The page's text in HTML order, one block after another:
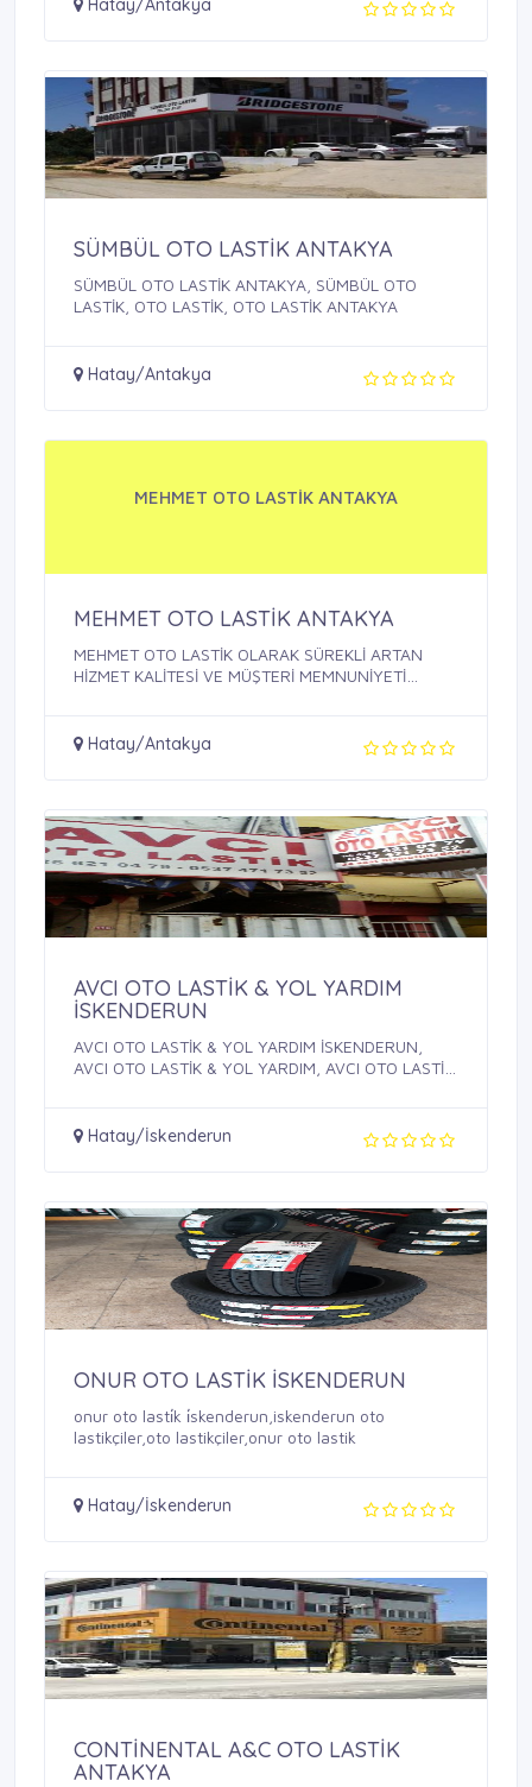
Hatay/Antakya
SÜMBÜL OTO LASTİK ANTAKYA
SÜMBÜL OTO LASTİK ANTAKYA, SÜMBÜL OTO
LASTİK, OTO LASTİK, OTO LASTİK ANTAKYA
Hatay/Antakya
MEHMET OTO LASTİK ANTAKYA
MEHMET OTO LASTİK ANTAKYA
MEHMET OTO LASTİK OLARAK SÜREKLİ ARTAN
HİZMET KALİTESİ VE MÜŞTERİ MEMNUNİYETİ
Hatay/Antakya
AVCI OTO LASTİK & YOL YARDIM
İSKENDERUN
AVCI OTO LASTİK & YOL YARDIM İSKENDERUN,
AVCI OTO LASTİK & YOL YARDIM, AVCI OTO LASTİK,
Hatay/İskenderun
ONUR OTO LASTİK İSKENDERUN
onur oto lasti̇k i̇skenderun,iskenderun oto
lastikçiler,oto lastikçiler,onur oto lastik
Hatay/İskenderun
CONTİNENTAL A&C OTO LASTİK
ANTAKYA